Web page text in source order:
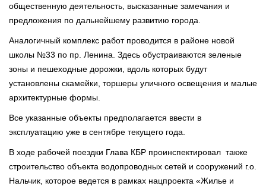
общественную деятельность, высказанные замечания и
предложения по дальнейшему развитию города.
Аналогичный комплекс работ проводится в районе новой
школы №33 по пр. Ленина. Здесь обустраиваются зеленые
зоны и пешеходные дорожки, вдоль которых будут
установлены скамейки, торшеры уличного освещения и малые
архитектурные формы.
Все указанные объекты предполагается ввести в
эксплуатацию уже в сентябре текущего года.
В ходе рабочей поездки Глава КБР проинспектировал также
строительство объекта водопроводных сетей и сооружений г.о.
Нальчик, которое ведется в рамках нацпроекта «Жилье и